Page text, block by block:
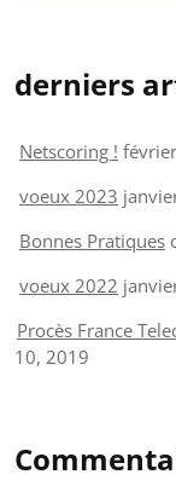
derniers
Netscoring !
voeux 2023
Bonnes Pratiques
voeux 2022
Procès France
10, 2019